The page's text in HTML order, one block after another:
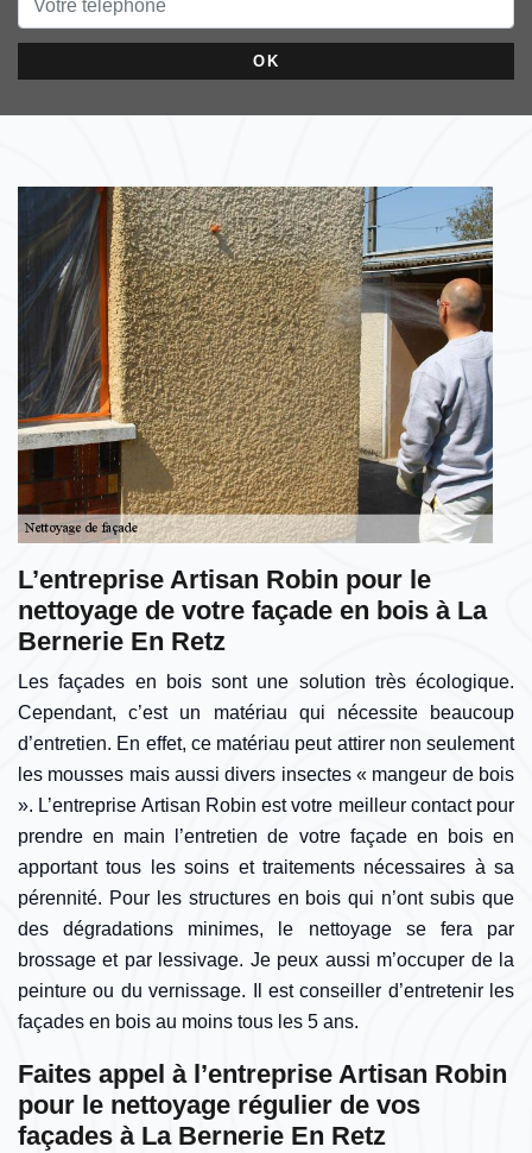
L’entreprise Artisan Robin pour le
nettoyage de votre façade en bois à La
Bernerie En Retz
Les façades en bois sont une solution très écologique.
Cependant, c’est un matériau qui nécessite beaucoup
d’entretien. En effet, ce matériau peut attirer non seulement
les mousses mais aussi divers insectes « mangeur de bois
». L’entreprise Artisan Robin est votre meilleur contact pour
prendre en main l’entretien de votre façade en bois en
apportant tous les soins et traitements nécessaires à sa
pérennité. Pour les structures en bois qui n’ont subis que
des dégradations minimes, le nettoyage se fera par
brossage et par lessivage. Je peux aussi m’occuper de la
peinture ou du vernissage. Il est conseiller d’entretenir les
façades en bois au moins tous les 5 ans.
Faites appel à l’entreprise Artisan Robin
pour le nettoyage régulier de vos
façades à La Bernerie En Retz